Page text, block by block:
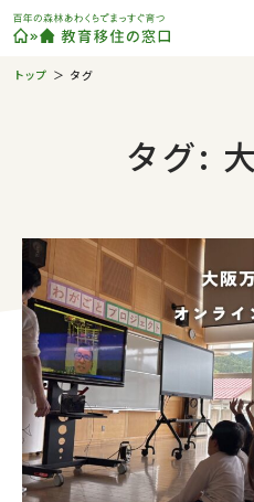
トップ タグ
タグ: